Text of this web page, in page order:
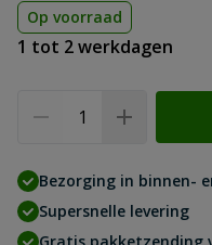
Op voorraad
1 tot 2 werkdagen
Bezorging in binnen-
Supersnelle levering